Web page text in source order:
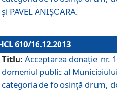
şi PAVEL ANIŞOARA.
610/16.12.2013
Titlu: Acceptarea donaţiei nr.
domeniul public al
categoria de folosinţă drum,